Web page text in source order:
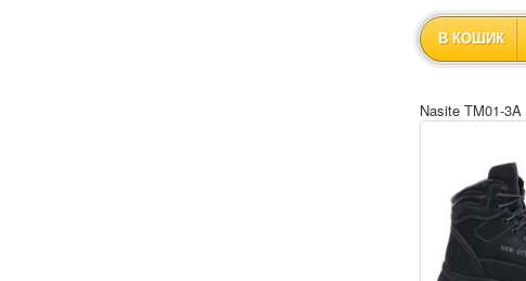
В КОШИК
Nasite TM01-3A